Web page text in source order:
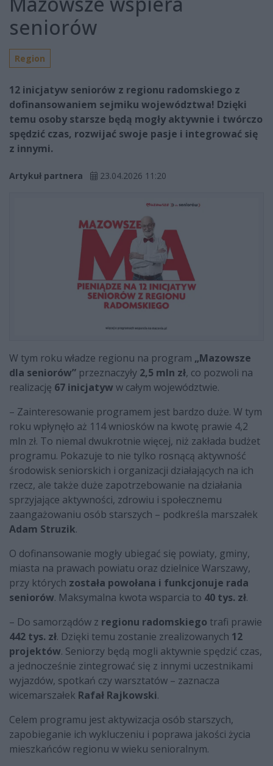
seniorów
Region
12 inicjatyw seniorów z regionu radomskiego z
dofinansowaniem sejmiku województwa! Dzięki
temu osoby starsze będą mogły aktywnie i twórczo
spędzić czas, rozwijać swoje pasje i integrować się
z innymi.
Artykuł partnera 23.04.2026 11:20
W tym roku władze regionu na program „Mazowsze
dla seniorów” przeznaczyły 2,5 mln zł, co pozwoli na
realizację 67 inicjatyw w całym województwie.
– Zainteresowanie programem jest bardzo duże. W tym
roku wpłynęło aż 114 wniosków na kwotę prawie 4,2
mln zł. To niemal dwukrotnie więcej, niż zakłada budżet
programu. Pokazuje to nie tylko rosnącą aktywność
środowisk seniorskich i organizacji działających na ich
rzecz, ale także duże zapotrzebowanie na działania
sprzyjające aktywności, zdrowiu i społecznemu
zaangażowaniu osób starszych – podkreśla marszałek
Adam Struzik.
O dofinansowanie mogły ubiegać się powiaty, gminy,
miasta na prawach powiatu oraz dzielnice Warszawy,
przy których została powołana i funkcjonuje rada
seniorów. Maksymalna kwota wsparcia to 40 tys. zł.
– Do samorządów z regionu radomskiego trafi prawie
442 tys. zł. Dzięki temu zostanie zrealizowanych 12
projektów. Seniorzy będą mogli aktywnie spędzić czas,
a jednocześnie zintegrować się z innymi uczestnikami
wyjazdów, spotkań czy warsztatów – zaznacza
wicemarszałek Rafał Rajkowski.
Celem programu jest aktywizacja osób starszych,
zapobieganie ich wykluczeniu i poprawa jakości życia
mieszkańców regionu w wieku senioralnym.